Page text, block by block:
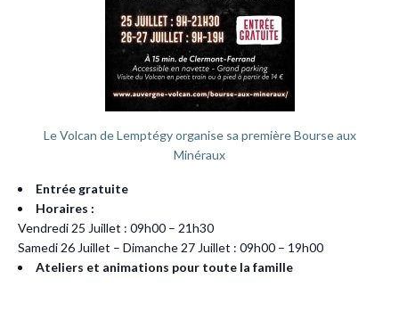
Le Volcan de Lemptégy organise sa première Bourse aux
Minéraux
Entrée gratuite
Horaires :
Vendredi 25 Juillet : 09h00 – 21h30
Samedi 26 Juillet – Dimanche 27 Juillet : 09h00 – 19h00
Ateliers et animations pour toute la famille